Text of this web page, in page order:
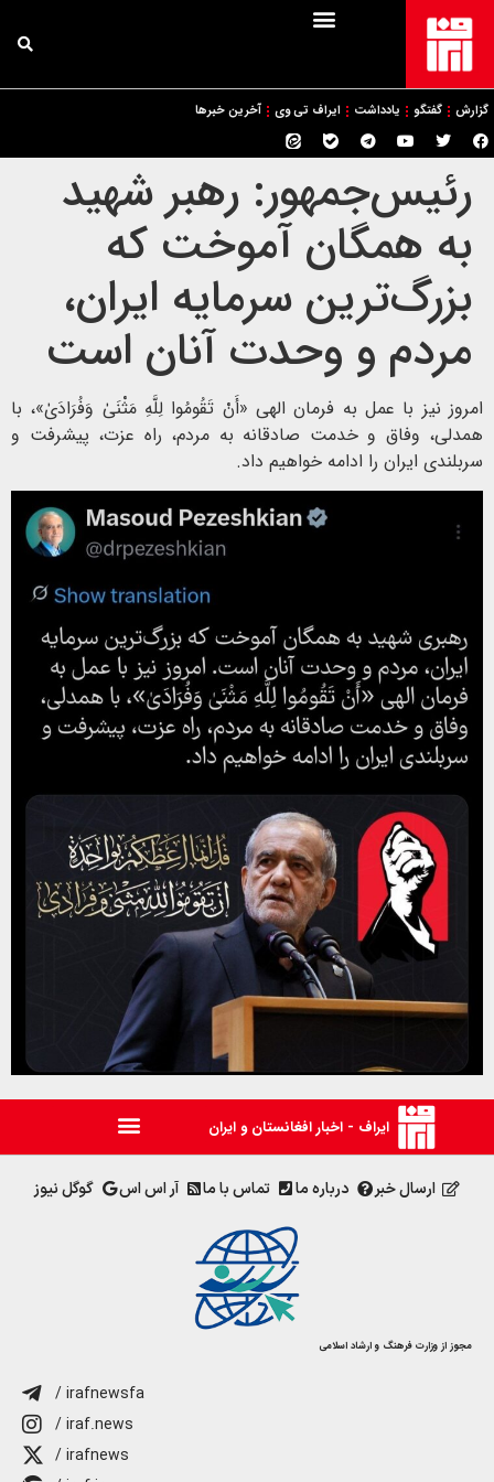
گزارش گفتگو یادداشت ایراف تی وی آخرین خبرها
رئیس‌جمهور: رهبر شهید
به همگان آموخت که
بزرگ‌ترین سرمایه ایران،
مردم و وحدت آنان است
امروز نیز با عمل به فرمان الهی «أَنْ تَقُومُوا لِلَّهِ مَثْنَىٰ وَفُرَادَىٰ»، با
همدلی، وفاق و خدمت صادقانه به مردم، راه عزت، پیشرفت و
سربلندی ایران را ادامه خواهیم داد.
ایراف - اخبار افغانستان و ایران
ارسال خبر درباره ما تماس با ما آر اس اس گوگل نیوز
مجوز از وزارت فرهنگ و ارشاد اسلامی
/ irafnewsfa
/ iraf.news
/ irafnews